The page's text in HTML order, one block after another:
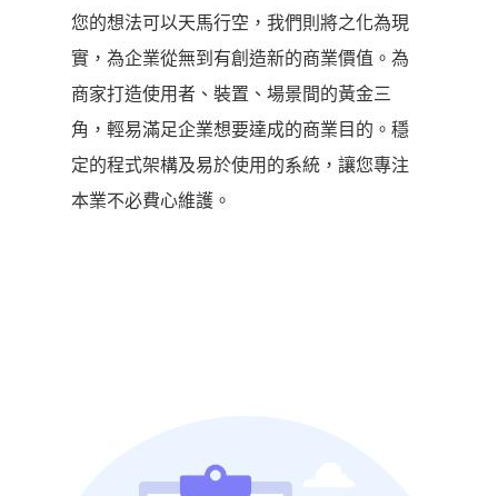
您的想法可以天馬行空，我們則將之化為現
實，為企業從無到有創造新的商業價值。為
商家打造使用者、裝置、場景間的黃金三
角，輕易滿足企業想要達成的商業目的。穩
定的程式架構及易於使用的系統，讓您專注
本業不必費心維護。